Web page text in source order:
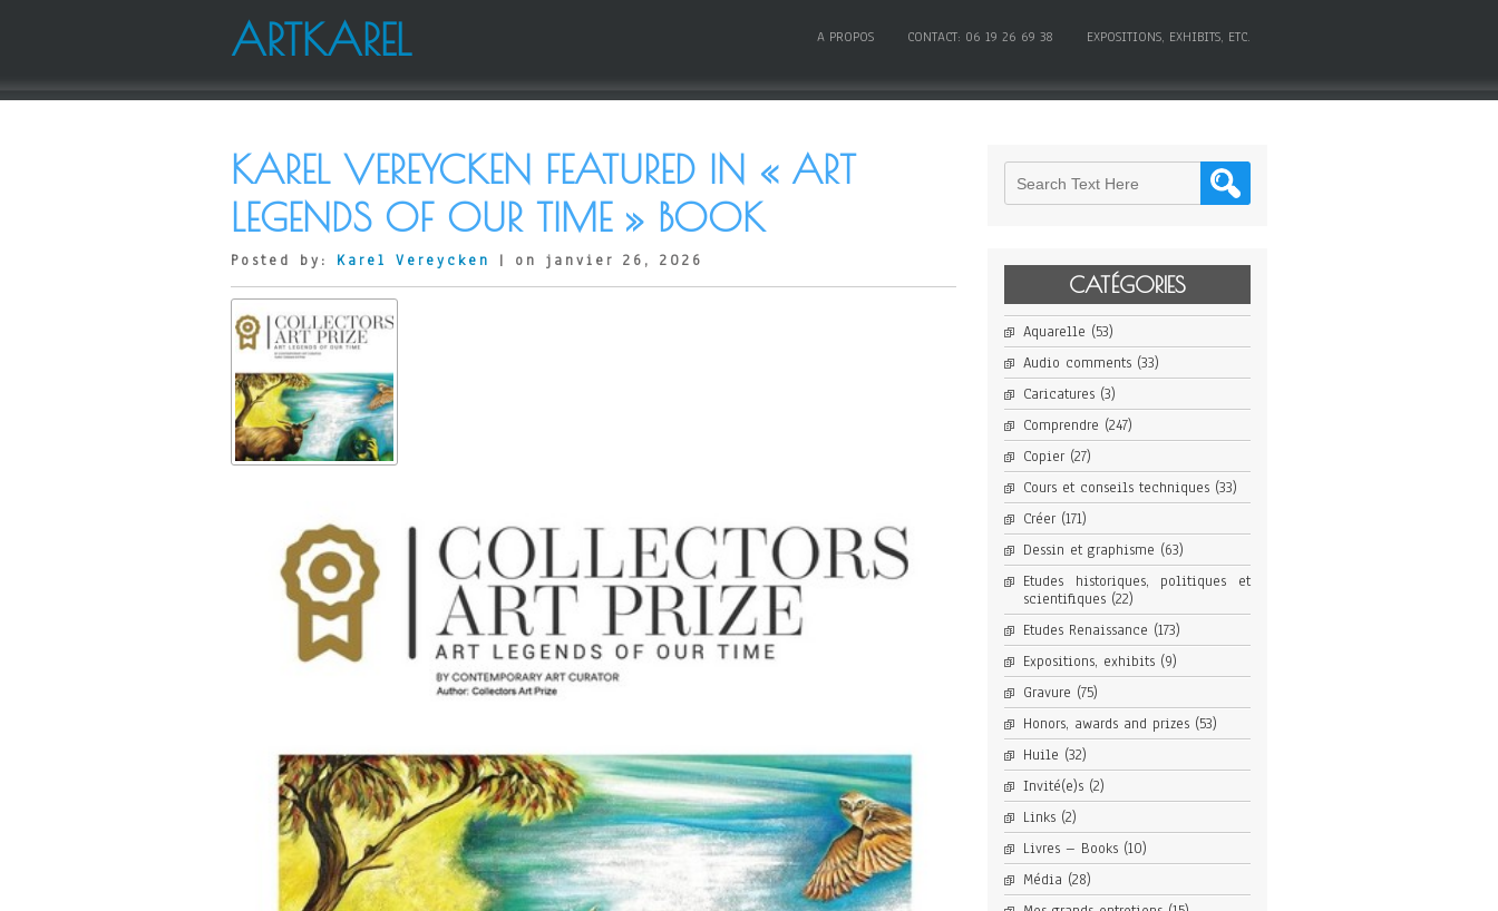
ARTKAREL A PROPOS CONTACT: 06 19 26 69 38 EXPOSITIONS, EXHIBITS, ETC.
KAREL VEREYCKEN FEATURED IN « ART
LEGENDS OF OUR TIME » BOOK
Posted by: Karel Vereycken | on janvier 26, 2026
CATÉGORIES
Aquarelle (53)
Audio comments(33)
Caricatures(3)
Comprendre (247)
Copier(27)
Cours et conseils techniques(33)
Créer(171)
Dessin et graphisme (63)
Etudes historiques, politiques et
scientifiques(22)
Etudes Renaissance (173)
Expositions, exhibits(9)
Gravure (75)
Honors, awards and prizes(53)
Huile (32)
Invité(e)s(2)
Links(2)
Livres – Books(10)
Média (28)